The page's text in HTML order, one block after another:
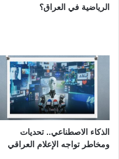
الرياضية في العراق؟
الذكاء الاصطناعي.. تحديات
ومخاطر تواجه الإعلام العراقي